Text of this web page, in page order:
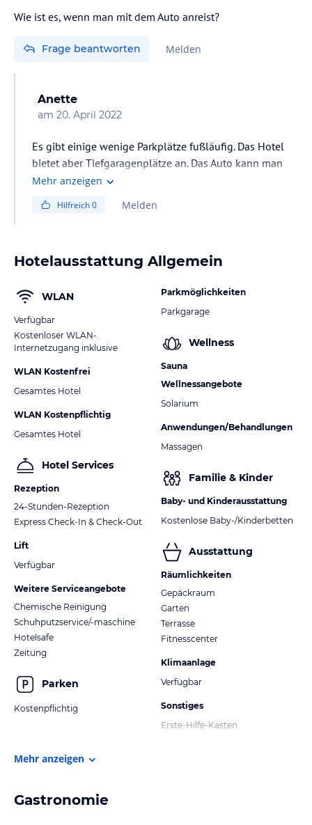
Frage beantworten Melden
Anette
am 20. April 2022
Es gibt einige wenige Parkplätze fußläufig. Das Hotel
bietet aber Tiefgaragenplätze an. Das Auto kann man
getrost stehenlassen, alles ist fußläufig gut zu
Mehr anzeigen
Hilfreich0 Melden
Hotelausstattung Allgemein
WLAN
Verfügbar
Kostenloser WLAN-
Internetzugang inklusive
WLAN Kostenfrei
Gesamtes Hotel
WLAN Kostenpflichtig
Gesamtes Hotel
Hotel Services
Rezeption
24-Stunden-Rezeption
Express Check-In & Check-Out
Lift
Verfügbar
Weitere Serviceangebote
Chemische Reinigung
Schuhputzservice/-maschine
Hotelsafe
Zeitung
Parken
Kostenpflichtig
Parkmöglichkeiten
Parkgarage
Wellness
Sauna
Wellnessangebote
Solarium
Anwendungen/Behandlungen
Massagen
Familie & Kinder
Baby- und Kinderausstattung
Kostenlose Baby-/Kinderbetten
Ausstattung
Räumlichkeiten
Gepäckraum
Garten
Terrasse
Fitnesscenter
Klimaanlage
Verfügbar
Sonstiges
Erste-Hilfe-Kasten
Mehr anzeigen
Gastronomie